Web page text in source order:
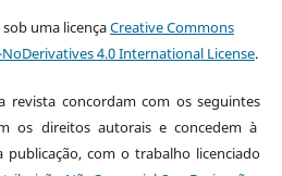
uma licençaCreative Commons
4.0 International License.
revista concordam com os seguintes
os direitos autorais e concedem à
com o trabalho licenciado